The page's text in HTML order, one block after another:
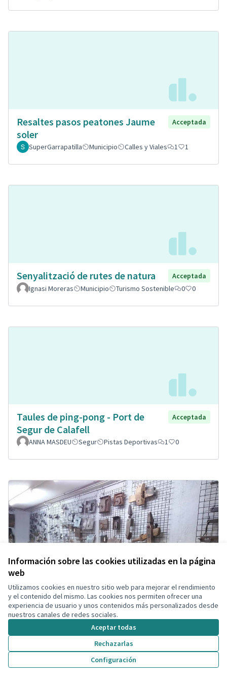
Información sobre las cookies utilizadas en la página
web
Utilizamos cookies en nuestro sitio web para mejorar el rendimiento
y el contenido del mismo. Las cookies nos permiten ofrecer una
experiencia de usuario y unos contenidos más personalizados desde
nuestros canales de redes sociales.
Aceptar todas
Rechazarlas
Configuración
Resaltes pasos peatones Jaume
soler
Acceptada
SuperGarrapatilla Municipio Calles y Viales 1 1
Senyalització de rutes de natura
Acceptada
Ignasi Moreras
Municipio Turismo Sostenible 0 0
Taules de ping-pong - Port de
Segur de Calafell
Acceptada
ANNA MASDEU Segur Pistas Deportivas 1 0